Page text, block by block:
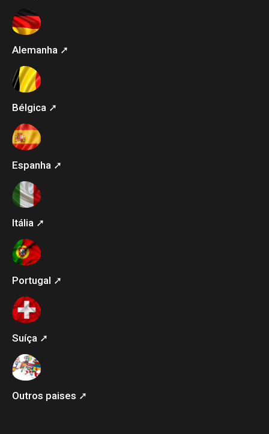
Alemanha ➚
Bélgica ➚
Espanha ➚
Itália ➚
Portugal ➚
Suíça ➚
Outros paises ➚